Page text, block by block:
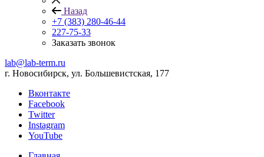
Назад
+7 (383) 280-46-44
227-75-33
Заказать звонок
lab@lab-term.ru
г. Новосибирск, ул. Большевистская, 177
Вконтакте
Facebook
Twitter
Instagram
YouTube